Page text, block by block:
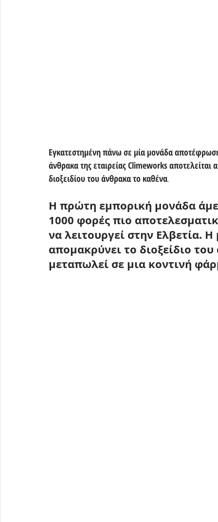
Εγκατεστημένη πάνω σε μία μονάδα
άνθρακα της εταιρείας Climeworks
διοξειδίου του άνθρακα το καθένα.
Η πρώτη εμπορική μονάδα
1000 φορές πιο
να λειτουργεί στην Ελβετία. Η
απομακρύνει το διοξείδιο
μεταπωλεί σε μια κοντινή